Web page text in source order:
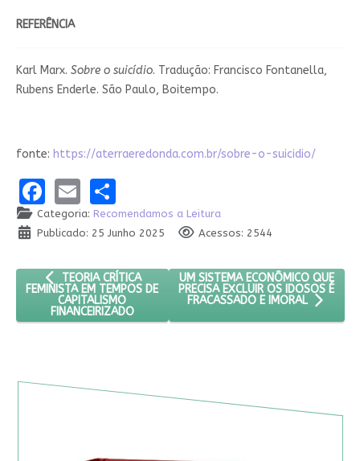
REFERÊNCIA
Karl Marx. Sobre o suicídio. Tradução: Francisco Fontanella,
Rubens Enderle. São Paulo, Boitempo.
fonte: https://aterraeredonda.com.br/sobre-o-suicidio/
Facebook
EmailShare
Categoria: Recomendamos a Leitura
Publicado: 25 Junho 2025
Acessos: 2544
ARTIGO ANTERIOR: TEORIA CRÍTICA FEMINISTA EM TEMPOS
TEORIA CRÍTICA
FEMINISTA EM TEMPOS DE
CAPITALISMO
FINANCEIRIZADO
PRÓXIMO ARTIGO: UM SISTEMA
UM SISTEMA ECONÔMICO QUE
PRECISA EXCLUIR OS IDOSOS É
FRACASSADO E IMORAL